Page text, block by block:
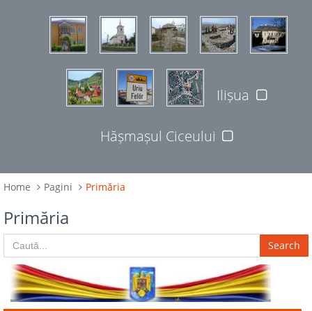
Ilișua
Hășmașul Ciceului
Home Pagini Primăria
Primăria
Search